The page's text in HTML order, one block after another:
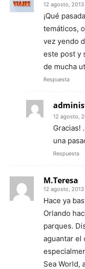
12 agosto, 2013
¡Qué
temáticos,
vez yendo
este post y
de mucha
Respuesta
12 agosto,
Gracias!
una
Respuesta
M.Teresa
12 agosto, 2013
Hace ya
Orlando
parques.
aguantar el
Sea World,